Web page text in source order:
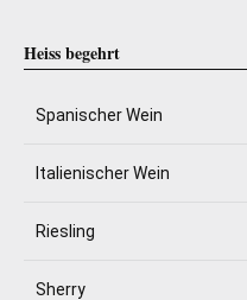
Heiss begehrt
Spanischer Wein
Italienischer Wein
Riesling
Sherry